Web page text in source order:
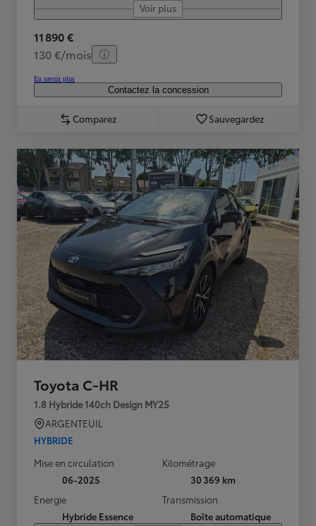
Voir plus
11 890 €
130 €/mois
En savoir plus
Contactez la concession
Comparez Sauvegardez
Toyota C-HR
1.8 Hybride 140ch Design MY25
ARGENTEUIL
HYBRIDE
Mise en circulation
06-2025
Kilométrage
30 369 km
Energie
Hybride Essence
Transmission
Boîte automatique